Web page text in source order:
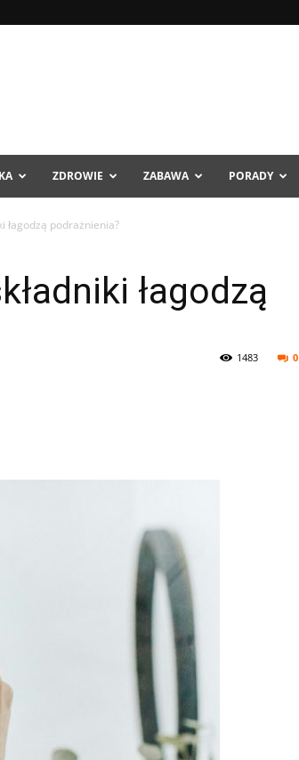
ZDROWIE ZABAWA PORADY
łagodzą podrażnienia?
łagodzą
0
1483